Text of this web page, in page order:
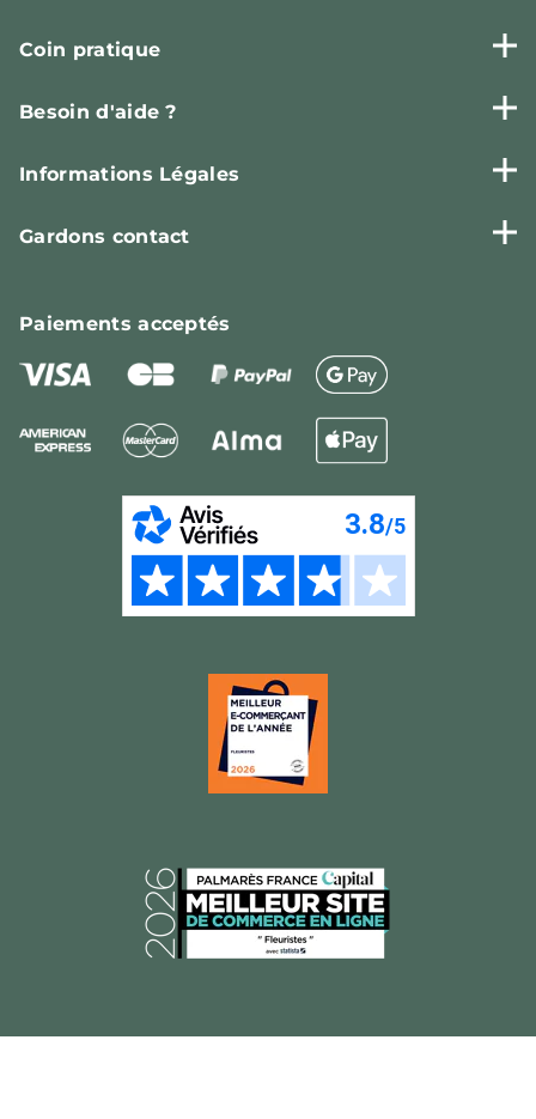
Coin pratique
Besoin d'aide ?
Informations Légales
Gardons contact
Paiementsacceptés